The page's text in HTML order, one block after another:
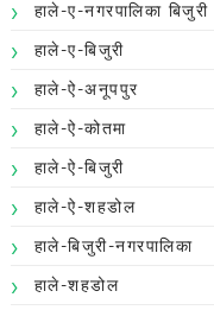
हाले-ए-नगरपालिका बिजुरी
हाले-ए-बिजुरी
हाले-ऐ-अनूपपुर
हाले-ऐ-कोतमा
हाले-ऐ-बिजुरी
हाले-ऐ-शहडोल
हाले-बिजुरी-नगरपालिका
हाले-शहडोल